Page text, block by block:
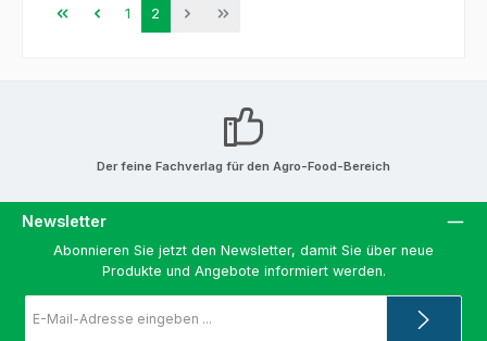
Seite
1 Seite
2
Der feine Fachverlag für den Agro-Food-Bereich
Newsletter
Abonnieren Sie jetzt den Newsletter, damit Sie über neue
Produkte und Angebote informiert werden.
Mail-